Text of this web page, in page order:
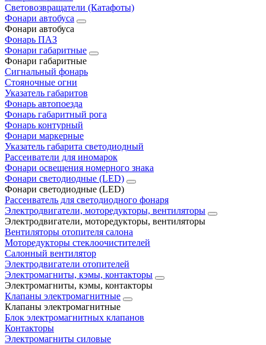
Световозвращатели (Катафоты)
Фонари автобуса
Фонари автобуса
Фонарь ПАЗ
Фонари габаритные
Фонари габаритные
Сигнальный фонарь
Стояночные огни
Указатель габаритов
Фонарь автопоезда
Фонарь габаритный рога
Фонарь контурный
Фонари маркерные
Указатель габарита светодиодный
Рассеиватели для иномарок
Фонари освещения номерного знака
Фонари светодиодные (LED)
Фонари светодиодные (LED)
Рассеиватель для светодиодного фонаря
Электродвигатели, моторедукторы, вентиляторы
Электродвигатели, моторедукторы, вентиляторы
Вентиляторы отопителя салона
Моторедукторы стеклоочистителей
Салонный вентилятор
Электродвигатели отопителей
Электромагниты, кэмы, контакторы
Электромагниты, кэмы, контакторы
Клапаны электромагнитные
Клапаны электромагнитные
Блок электромагнитных клапанов
Контакторы
Электромагниты силовые